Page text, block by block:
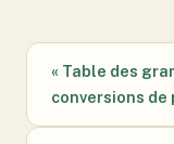
« Table des
conversions